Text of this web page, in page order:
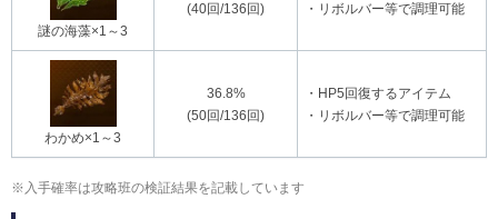
謎の海藻×1～3
(40回/136回)
・リボルバー等で調理可能
わかめ×1～3
36.8%
(50回/136回)
・HP5回復するアイテム
・リボルバー等で調理可能
※入手確率は攻略班の検証結果を記載しています